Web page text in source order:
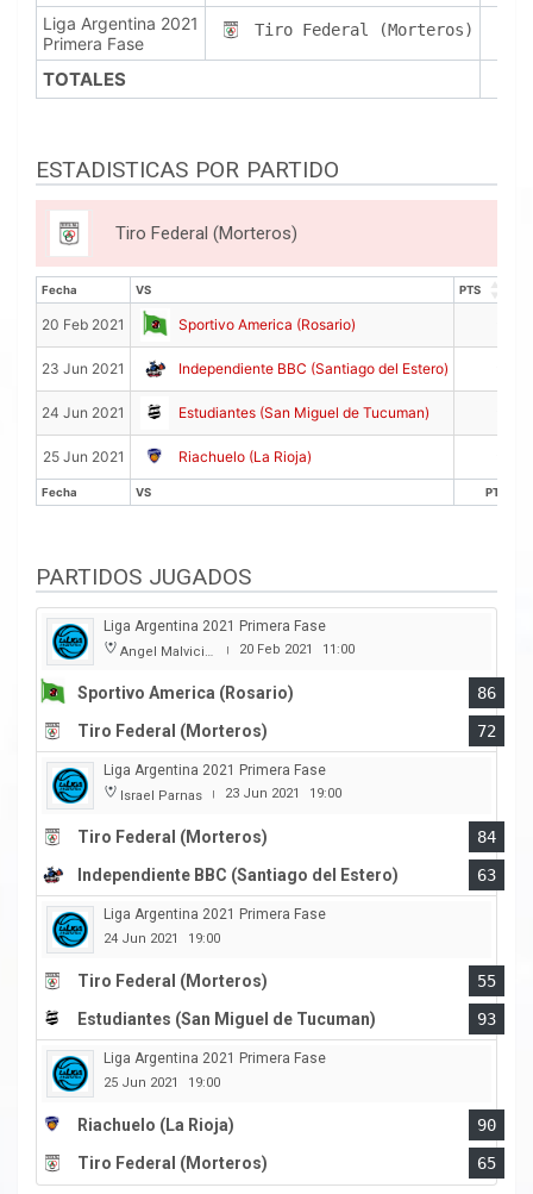
Liga Argentina 2021
Primera Fase
Tiro Federal (Morteros)
TOTALES
ESTADISTICAS POR PARTIDO
Tiro Federal (Morteros)
Fecha VS PTS
VS
Fecha VS PTS
20 Feb 2021 Sportivo America (Rosario)
23 Jun 2021 Independiente BBC (Santiago del Estero)
24 Jun 2021 Estudiantes (San Miguel de Tucuman)
25 Jun 2021 Riachuelo (La Rioja)
Fecha VS PTS
PARTIDOS JUGADOS
Liga Argentina 2021 Primera Fase
Angel Malvicino | 20 Feb 2021 11:00
Sportivo America (Rosario)
86
Tiro Federal (Morteros)
72
Liga Argentina 2021 Primera Fase
Israel Parnas | 23 Jun 2021 19:00
Tiro Federal (Morteros)
84
Independiente BBC (Santiago del Estero)
63
Liga Argentina 2021 Primera Fase
24 Jun 2021 19:00
Tiro Federal (Morteros)
55
Estudiantes (San Miguel de Tucuman)
93
Liga Argentina 2021 Primera Fase
25 Jun 2021 19:00
Riachuelo (La Rioja)
90
Tiro Federal (Morteros)
65